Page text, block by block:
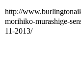
http://
morihiko-murashige-
11-2013/